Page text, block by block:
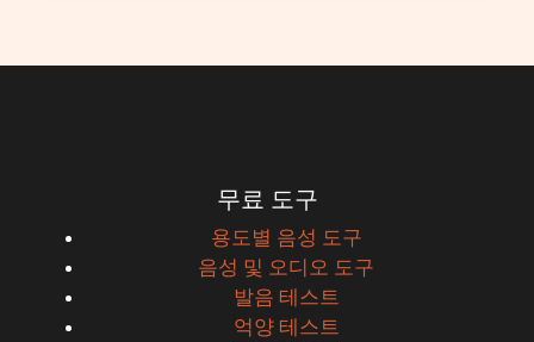
무료 도구
용도별 음성 도구
음성 및 오디오 도구
발음 테스트
억양 테스트